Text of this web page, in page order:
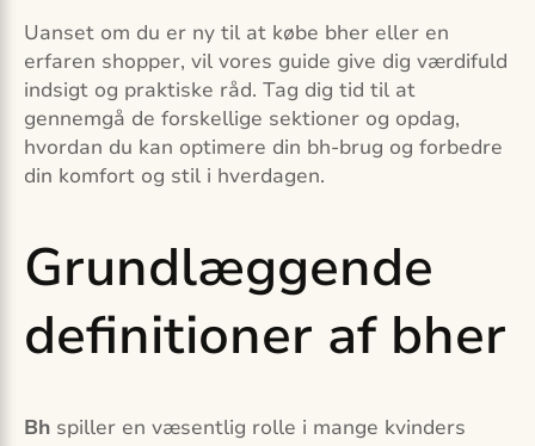
Uanset om du er ny til at købe bher eller en
erfaren shopper, vil vores guide give dig værdifuld
indsigt og praktiske råd. Tag dig tid til at
gennemgå de forskellige sektioner og opdag,
hvordan du kan optimere din bh-brug og forbedre
din komfort og stil i hverdagen.
Grundlæggende
definitioner af bher
Bh spiller en væsentlig rolle i mange kvinders